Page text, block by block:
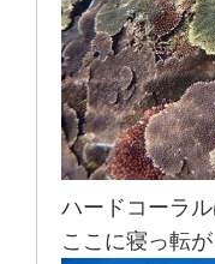
ハードコーラ
ここに寝っ転